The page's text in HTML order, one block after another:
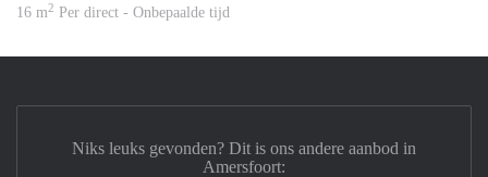
16 m2 Per direct - Onbepaalde tijd
Niks leuks gevonden? Dit is ons andere aanbod in
Amersfoort: